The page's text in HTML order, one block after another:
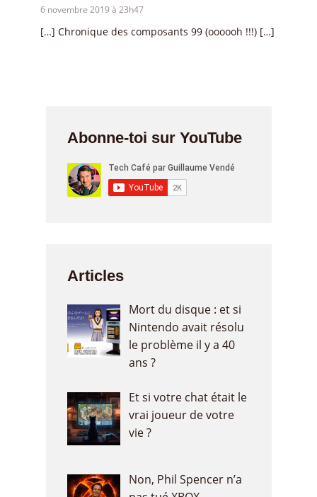
6 novembre 2019 à 23h47
[…] Chronique des composants 99 (oooooh !!!) […]
Abonne-toi sur YouTube
Articles
Mort du disque : et si
Nintendo avait résolu
le problème il y a 40
ans ?
Et si votre chat était le
vrai joueur de votre
vie ?
Non, Phil Spencer n’a